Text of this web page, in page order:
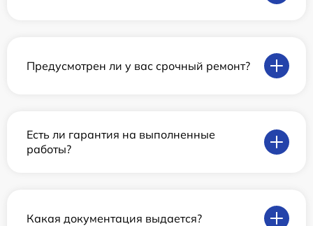
Предусмотрен ли у вас срочный ремонт?
Есть ли гарантия на выполненные
работы?
Какая документация выдается?